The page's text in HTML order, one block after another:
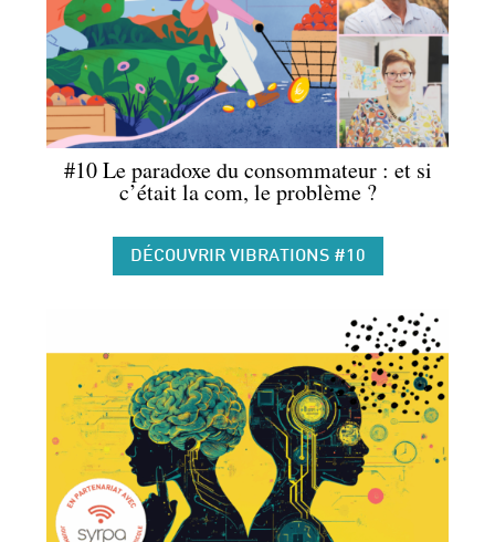
#10 Le paradoxe du consommateur : et si
c’était la com, le problème ?
DÉCOUVRIR VIBRATIONS #10